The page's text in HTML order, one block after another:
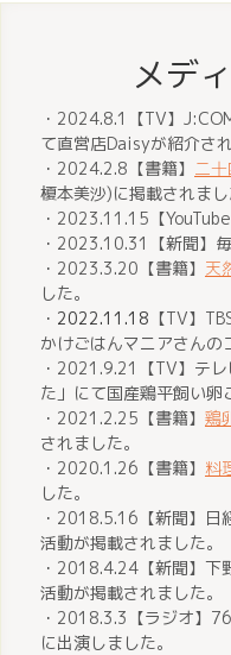
メデ
・2024.8.1【TV】
て直営店Daisyが紹介され
・2024.2.8【書籍】 二
榎本美沙)に掲載されまし
・2023.11.15【YouTube
・2023.10.31
【新聞】
・2023.3.20 【書籍】 天
した。
・ 2022.11.18 【TV】
かけごはんマニアさんの
・ 2021.9.21
【TV】テ
た」にて国産鶏平飼い卵
・ 2021.2.25 【書籍】 鶏
されました。
・ 2020.1.26 【書籍】 料
した。
・ 2018.5.16 【新聞】
活動が掲載されました。
・ 2018.4.24 【新聞】
活動が掲載されました。
・2018.3.3 【ラジオ】
に出演しました。